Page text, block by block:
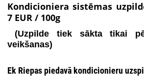
Kondicioniera sistēmas
7 EUR / 100g
(Uzpilde tiek sākta tikai
veikšanas)
Ek Riepas piedavā kondicionieru